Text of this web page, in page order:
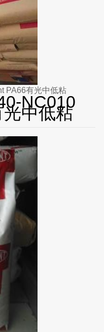
PA66有光中低粘
NC010
中低粘